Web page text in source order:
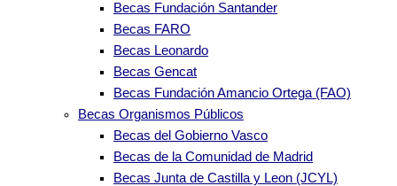
Becas Fundación Santander
Becas FARO
Becas Leonardo
Becas Gencat
Becas Fundación Amancio Ortega (FAO)
Becas Organismos Públicos
Becas del Gobierno Vasco
Becas de la Comunidad de Madrid
Becas Junta de Castilla y Leon (JCYL)